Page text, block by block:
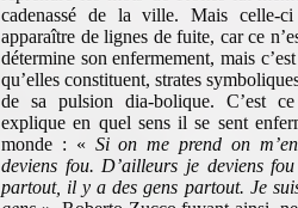
cadenassé de la ville. Mais celle-
apparaître de lignes de fuite, car ce
détermine son enfermement, mais
qu’elles constituent, strates
de sa pulsion dia-bolique. C’est
explique en quel sens il se sent
monde : « Si on me prend on
deviens fou. D’ailleurs je deviens
partout, il y a des gens partout. Je